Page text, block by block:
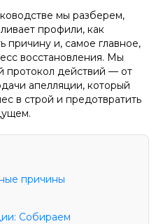
мы разберем,
профили, как
причину и, самое главное,
восстановления. Мы
протокол действий — от
апелляции, который
в строй и предотвратить
причины
Собираем